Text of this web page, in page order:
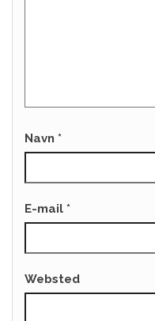
Navn *
E-mail *
Websted